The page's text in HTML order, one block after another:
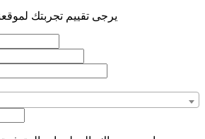
يرجى تقييم تجربتك